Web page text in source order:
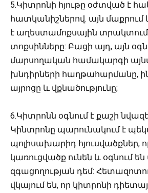
5.Կիտրոնի հյութը օժտված է
հատկանիշներով. այն
է աղեստամոքսային
տոքսինները: Բացի այդ, այն
մարսողական համակարգի
խնդիրների հաղթահարմանը,
այրոցը և վքնածությունը;
6.Կիտրոնն օգնում է քաշի
Կինտրոնը պարունակում է
պոլիսախարիդ հյուսվածքներ,
կառուցվածք ունեն և օգնում
զգացողության դեմ:
վկայում են, որ կիտրոնի